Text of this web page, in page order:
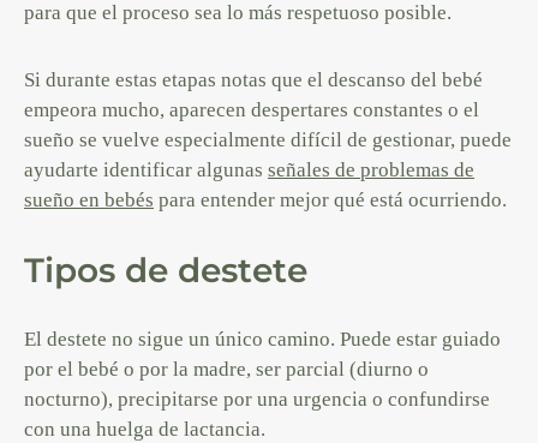
para que el proceso sea lo más respetuoso posible.
Si durante estas etapas notas que el descanso del bebé
empeora mucho, aparecen despertares constantes o el
sueño se vuelve especialmente difícil de gestionar, puede
ayudarte identificar algunas señales de problemas de
sueño en bebés para entender mejor qué está ocurriendo.
Tipos de destete
El destete no sigue un único camino. Puede estar guiado
por el bebé o por la madre, ser parcial (diurno o
nocturno), precipitarse por una urgencia o confundirse
con una huelga de lactancia.